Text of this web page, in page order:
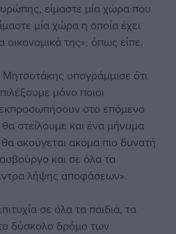
είμαστε μία χώρα που
μία χώρα η οποία έχει
οικονομικά της», όπως είπε.
υπογράμμισε ότι
μόνο ποιοι
στο επόμενο
στείλουμε και ένα μήνυμα
ακούγεται ακόμα πιο δυνατή
και σε όλα τα
λήψης αποφάσεων».
σε όλα τα παιδιά, τα
δύσκολο δρόμο των